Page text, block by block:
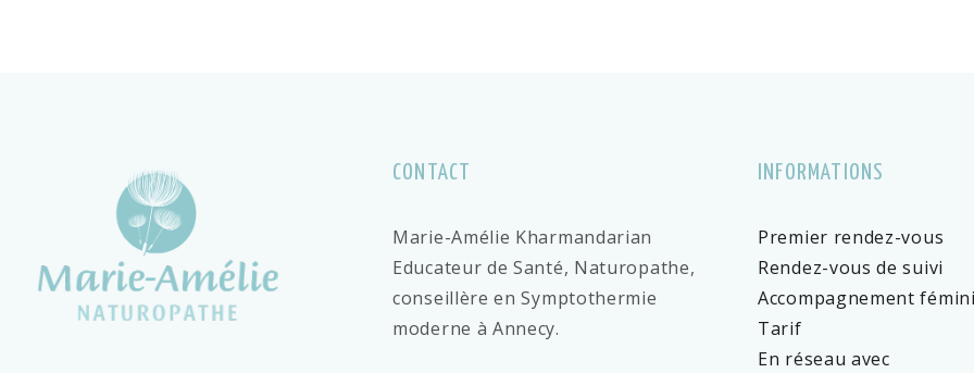
CONTACT
Marie-Amélie Kharmandarian
Educateur de Santé, Naturopathe,
conseillère en Symptothermie
moderne à Annecy.
INFORMATIONS
Premier rendez-vous
Rendez-vous de suivi
Accompagnement
Tarif
En réseau avec